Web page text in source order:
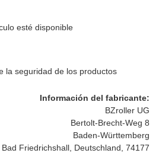
esté disponible
la seguridad de los productos
Información del fabricante:
BZroller UG
Bertolt-Brecht-Weg 8
Baden-Württemberg
Bad Friedrichshall, Deutschland, 74177